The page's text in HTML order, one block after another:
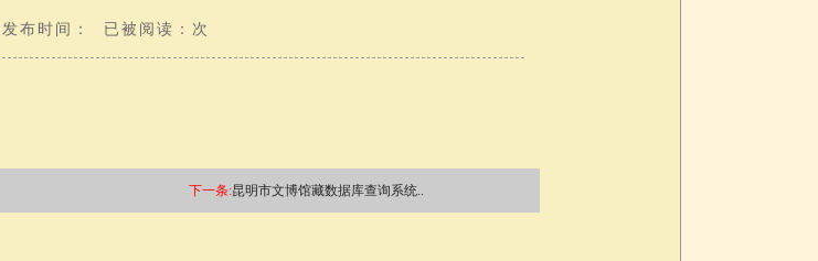
布时间： 已被阅读：次
下一条:昆明市文博馆藏数据库查询系统..